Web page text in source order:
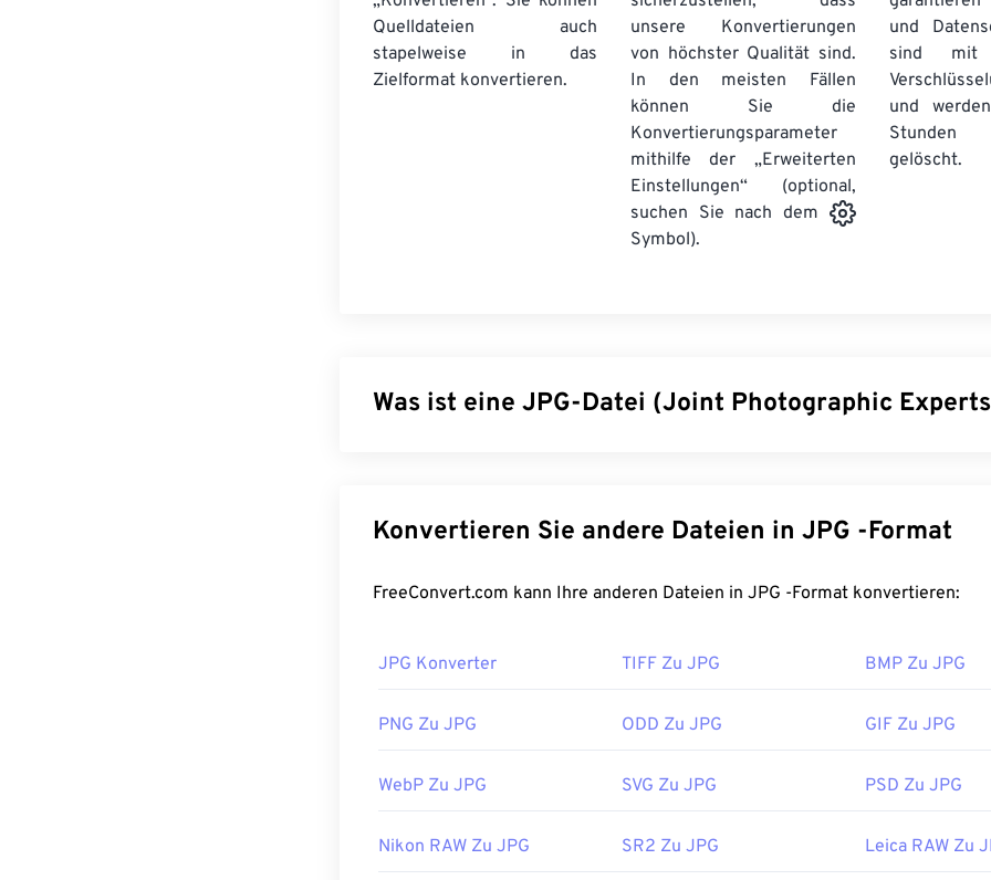
Quelldateien auch
stapelweise in das
Zielformat konvertieren.
unsere Konvertierungen
von höchster Qualität sind.
In den meisten Fällen
können Sie die
Konvertierungsparameter
mithilfe der „Erweiterten
Einstellungen“ (optional,
suchen Sie nach dem
Symbol).
und
sind mit
und
Stunden
gelöscht.
Was ist eine JPG-Datei (Joint Photographic
Grund für seine weite Verbreitung. Aufgrund ihrer relativ geringen Größe
Dateien hervorragend für den Transport im Internet und die Verwendung auf
Fast alle Bildbetrachter und Anwendungen erkennen und können JPG-Dateien
Bildbetrachter, Bildeditor oder Webbrowser. Um eine bestimmte Anwendung
JPG-Dateien werden in gängigen Webbrowsern wie
, Microsoft-
Konvertieren Sie andere Dateien in JPG -Format
FreeConvert.com kann Ihre anderen Dateien in JPG -Format konvertieren:
JPG Konverter TIFF Zu JPG BMP Zu JPG
PNG Zu JPG ODD Zu JPG GIF Zu JPG
WebP Zu JPG SVG Zu JPG PSD Zu JPG
Nikon RAW Zu JPG SR2 Zu JPG Leica RAW Zu